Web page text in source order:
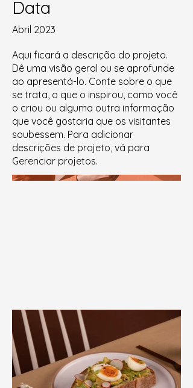
Data
Abril 2023
Aqui ficará a descrição do projeto.
Dê uma visão geral ou se aprofunde
ao apresentá-lo. Conte sobre o que
se trata, o que o inspirou, como você
o criou ou alguma outra informação
que você gostaria que os visitantes
soubessem. Para adicionar
descrições de projeto, vá para
Gerenciar projetos.